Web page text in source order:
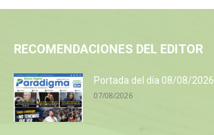
RECOMENDACIONES DEL EDITOR
Portada del día 08/08/2026
07/08/2026